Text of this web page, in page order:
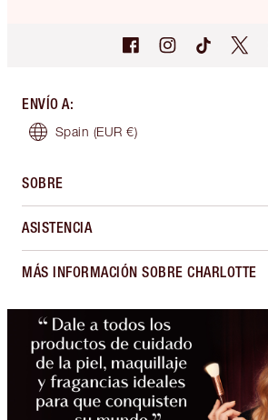
ENVÍO A:
Spain (EUR €)
SOBRE
ASISTENCIA
MÁS INFORMACIÓN SOBRE CHARLOTTE